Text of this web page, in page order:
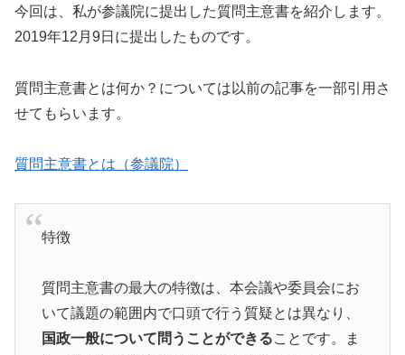
今回は、私が参議院に提出した質問主意書を紹介します。
2019年12月9日に提出したものです。
質問主意書とは何か？については以前の記事を一部引用さ
せてもらいます。
質問主意書とは（参議院）
特徴
質問主意書の最大の特徴は、本会議や委員会にお
いて議題の範囲内で口頭で行う質疑とは異なり、
国政一般について問うことができることです。ま